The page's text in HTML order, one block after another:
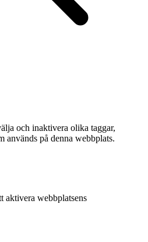
och inaktivera olika taggar,
används på denna webbplats.
aktivera webbplatsens